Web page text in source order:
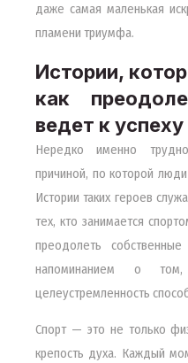
даже самая маленькая
пламени триумфа.
Истории,
как
ведет к успеху
Нередко именно
причиной, по которой
Истории таких героев
тех, кто занимается
преодолеть
напоминанием о
целеустремленность
Спорт — это не только
крепость духа. Каждый